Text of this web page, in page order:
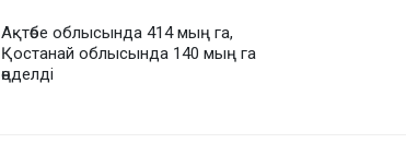
Ақтөбе облысында 414 мың га,
Қостанай облысында 140 мың га
өңделді